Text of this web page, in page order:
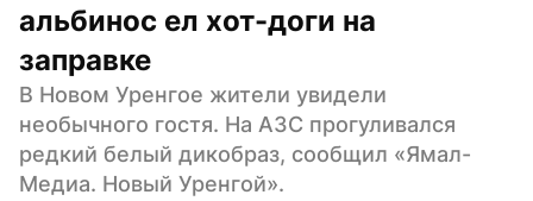
альбинос ел хот-доги на
заправке
В Новом Уренгое жители увидели
необычного гостя. На АЗС прогуливался
редкий белый дикобраз, сообщил «Ямал-
Медиа. Новый Уренгой».